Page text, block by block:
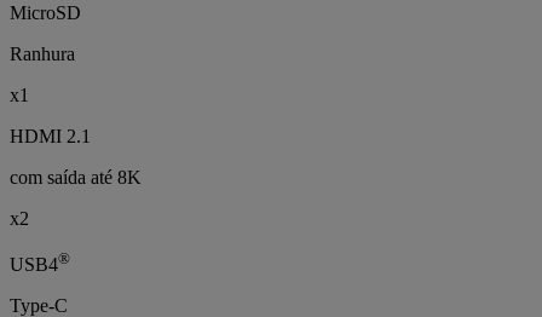
MicroSD
Ranhura
x1
HDMI 2.1
com saída até 8K
x2
USB4®
Type-C